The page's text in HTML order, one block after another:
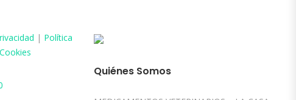
| Política
Quiénes Somos